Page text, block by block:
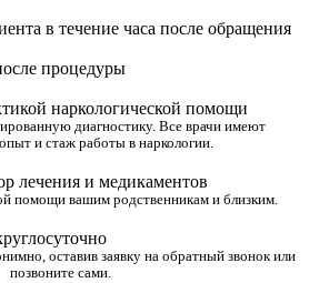
в течение часа после обращения
процедуры
наркологической помощи
диагностику. Все врачи имеют
и стаж работы в наркологии.
лечения и медикаментов
помощи вашим родственникам и близким.
оставив заявку на обратный звонок или
позвоните сами.